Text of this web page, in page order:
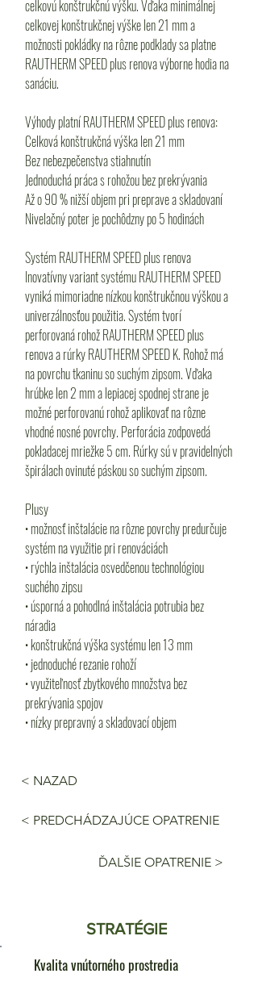
celkovú konštrukčnú výšku. Vďaka minimálnej
celkovej konštrukčnej výške len 21 mm a
možnosti pokládky na rôzne podklady sa platne
RAUTHERM SPEED plus renova výborne hodia na
sanáciu.
Výhody platní RAUTHERM SPEED plus renova:
Celková konštrukčná výška len 21 mm
Bez nebezpečenstva stiahnutín
Jednoduchá práca s rohožou bez prekrývania
Až o 90 % nižší objem pri preprave a skladovaní
Nivelačný poter je pochôdzny po 5 hodinách
Systém RAUTHERM SPEED plus renova
Inovatívny variant systému RAUTHERM SPEED
vyniká mimoriadne nízkou konštrukčnou výškou a
univerzálnosťou použitia. Systém tvorí
perforovaná rohož RAUTHERM SPEED plus
renova a rúrky RAUTHERM SPEED K. Rohož má
na povrchu tkaninu so suchým zipsom. Vďaka
hrúbke len 2 mm a lepiacej spodnej strane je
možné perforovanú rohož aplikovať na rôzne
vhodné nosné povrchy. Perforácia zodpovedá
pokladacej mriežke 5 cm. Rúrky sú v pravidelných
špirálach ovinuté páskou so suchým zipsom.
Plusy
• možnosť inštalácie na rôzne povrchy predurčuje
systém na využitie pri renováciách
• rýchla inštalácia osvedčenou technológiou
suchého zipsu
• úsporná a pohodlná inštalácia potrubia bez
náradia
• konštrukčná výška systému len 13 mm
• jednoduché rezanie rohoží
• využiteľnosť zbytkového množstva bez
prekrývania spojov
• nízky prepravný a skladovací objem
< NAZAD
< PREDCHÁDZAJÚCE OPATRENIE
ĎALŠIE OPATRENIE >
STRATÉGIE
Kvalita vnútorného prostredia